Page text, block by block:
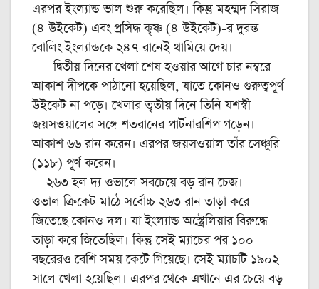
এরপর ইংল্যান্ড ভাল শুরু করেছিল। কিন্তু মহম্মদ সিরাজ
(৪ উইকেট) এবং প্রসিদ্ধ কৃষ্ণ (৪ উইকেট)-র দুরন্ত
বোলিং ইংল্যান্ডকে ২৪৭ রানেই থামিয়ে দেয়।
দ্বিতীয় দিনের খেলা শেষ হওয়ার আগে চার নম্বরে
আকাশ দীপকে পাঠানো হয়েছিল, যাতে কোনও গুরুত্বপূর্ণ
উইকেট না পড়ে। খেলার তৃতীয় দিনে তিনি যশস্বী
জয়সওয়ালের সঙ্গে শতরানের পার্টনারশিপ গড়েন।
আকাশ ৬৬ রান করেন। এরপর জয়সওয়াল তাঁর সেঞ্চুরি
(১১৮) পূর্ণ করেন।
২৬৩ হল দ্য ওভালে সবচেয়ে বড় রান চেজ।
ওভাল ক্রিকেট মাঠে সর্বোচ্চ ২৬৩ রান তাড়া করে
জিতেছে কোনও দল। যা ইংল্যান্ড অস্ট্রেলিয়ার বিরুদ্ধে
তাড়া করে জিতেছিল। কিন্তু সেই ম্যাচের পর ১০০
বছরেরও বেশি সময় কেটে গিয়েছে। সেই ম্যাচটি ১৯০২
সালে খেলা হয়েছিল। এরপর থেকে এখানে এর চেয়ে বড়